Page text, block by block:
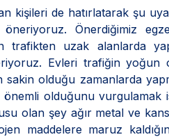
kişileri de hatırlatarak şu
Önerdiğimiz
trafikten uzak alanlarda
Evleri trafiğin yoğun
olduğu zamanlarda
olduğunu vurgulamak
olan şey ağır metal ve
maddelere maruz